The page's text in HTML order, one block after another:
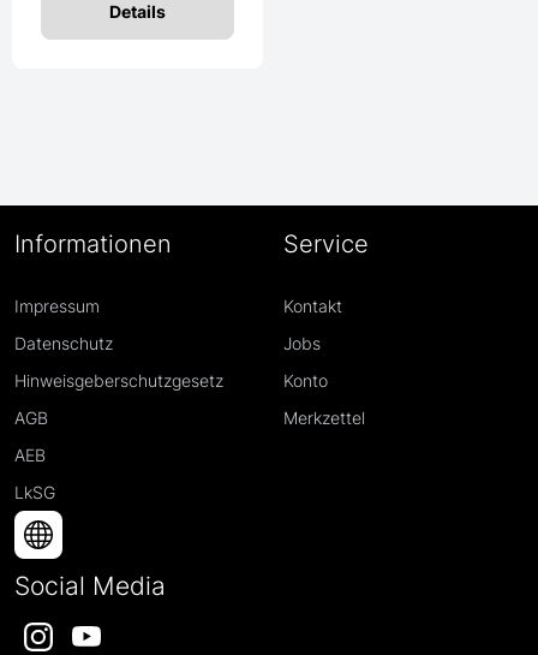
Details
Informationen
Impressum
Datenschutz
Hinweisgeberschutzgesetz
AGB
AEB
LkSG
Service
Kontakt
Jobs
Konto
Merkzettel
Social Media
InstagramYouTube